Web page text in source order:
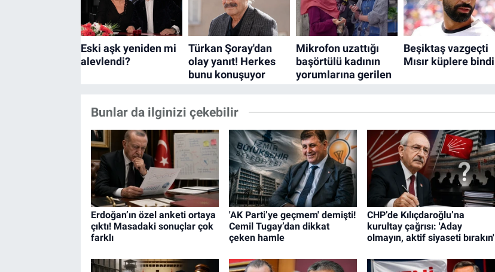
Bunlar da ilginizi çekebilir
Erdoğan’ın özel anketi ortaya
çıktı! Masadaki sonuçlar çok
farklı
'AK Parti’ye geçmem' demişti!
Cemil Tugay’dan dikkat
çeken hamle
CHP’de Kılıçdaroğlu’na
kurultay çağrısı: 'Aday
olmayın, aktif siyaseti bırakın'